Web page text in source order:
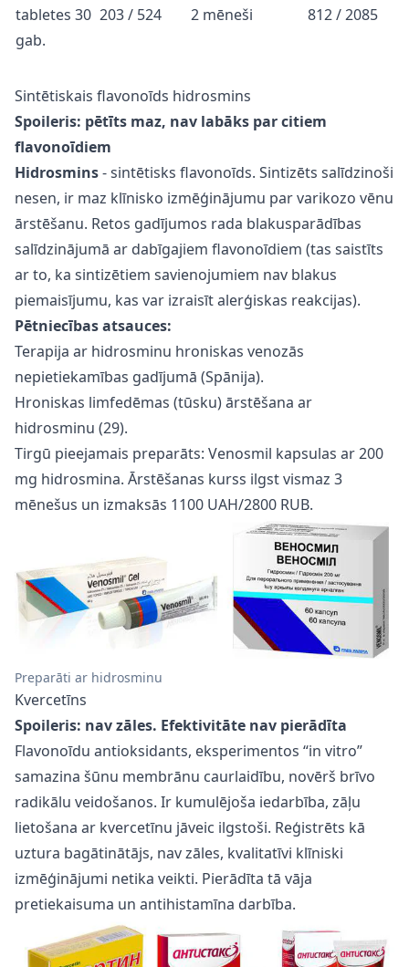
tabletes 30
gab.
203 / 524 2 mēneši 812 / 2085
Sintētiskais flavonoīds hidrosmins
Spoileris: pētīts maz, nav labāks par citiem
flavonoīdiem
Hidrosmins- sintētisks flavonoīds. Sintizēts salīdzinoši
nesen, ir maz klīnisko izmēģinājumu par varikozo vēnu
ārstēšanu. Retos gadījumos rada blakusparādības
salīdzinājumā ar dabīgajiem flavonoīdiem (tas saistīts
ar to, ka sintizētiem savienojumiem nav blakus
piemaisījumu, kas var izraisīt alerģiskas reakcijas).
Pētniecības atsauces:
Terapija ar hidrosminu hroniskas venozās
nepietiekamības gadījumā (Spānija).
Hroniskas limfedēmas (tūsku) ārstēšana ar
hidrosminu (29).
Tirgū pieejamais preparāts: Venosmil kapsulas ar 200
mg hidrosmina. Ārstēšanas kurss ilgst vismaz 3
mēnešus un izmaksās 1100 UAH/2800 RUB.
Preparāti ar hidrosminu
Kvercetīns
Spoileris: nav zāles. Efektivitāte nav pierādīta
Flavonoīdu antioksidants, eksperimentos “in vitro”
samazina šūnu membrānu caurlaidību, novērš brīvo
radikālu veidošanos. Ir kumulējoša iedarbība, zāļu
lietošana ar kvercetīnu jāveic ilgstoši. Reģistrēts kā
uztura bagātinātājs, nav zāles, kvalitatīvi klīniski
izmēģinājumi netika veikti. Pierādīta tā vāja
pretiekaisuma un antihistamīna darbība.